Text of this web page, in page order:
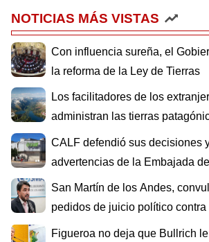
NOTICIAS MÁS VISTAS
Con influencia sureña, el
la reforma de la Ley de Tierras
Los facilitadores de los
administran las tierras
CALF defendió sus decisiones
advertencias de la Embajada
San Martín de los Andes,
pedidos de juicio político contra
Figueroa no deja que Bullrich